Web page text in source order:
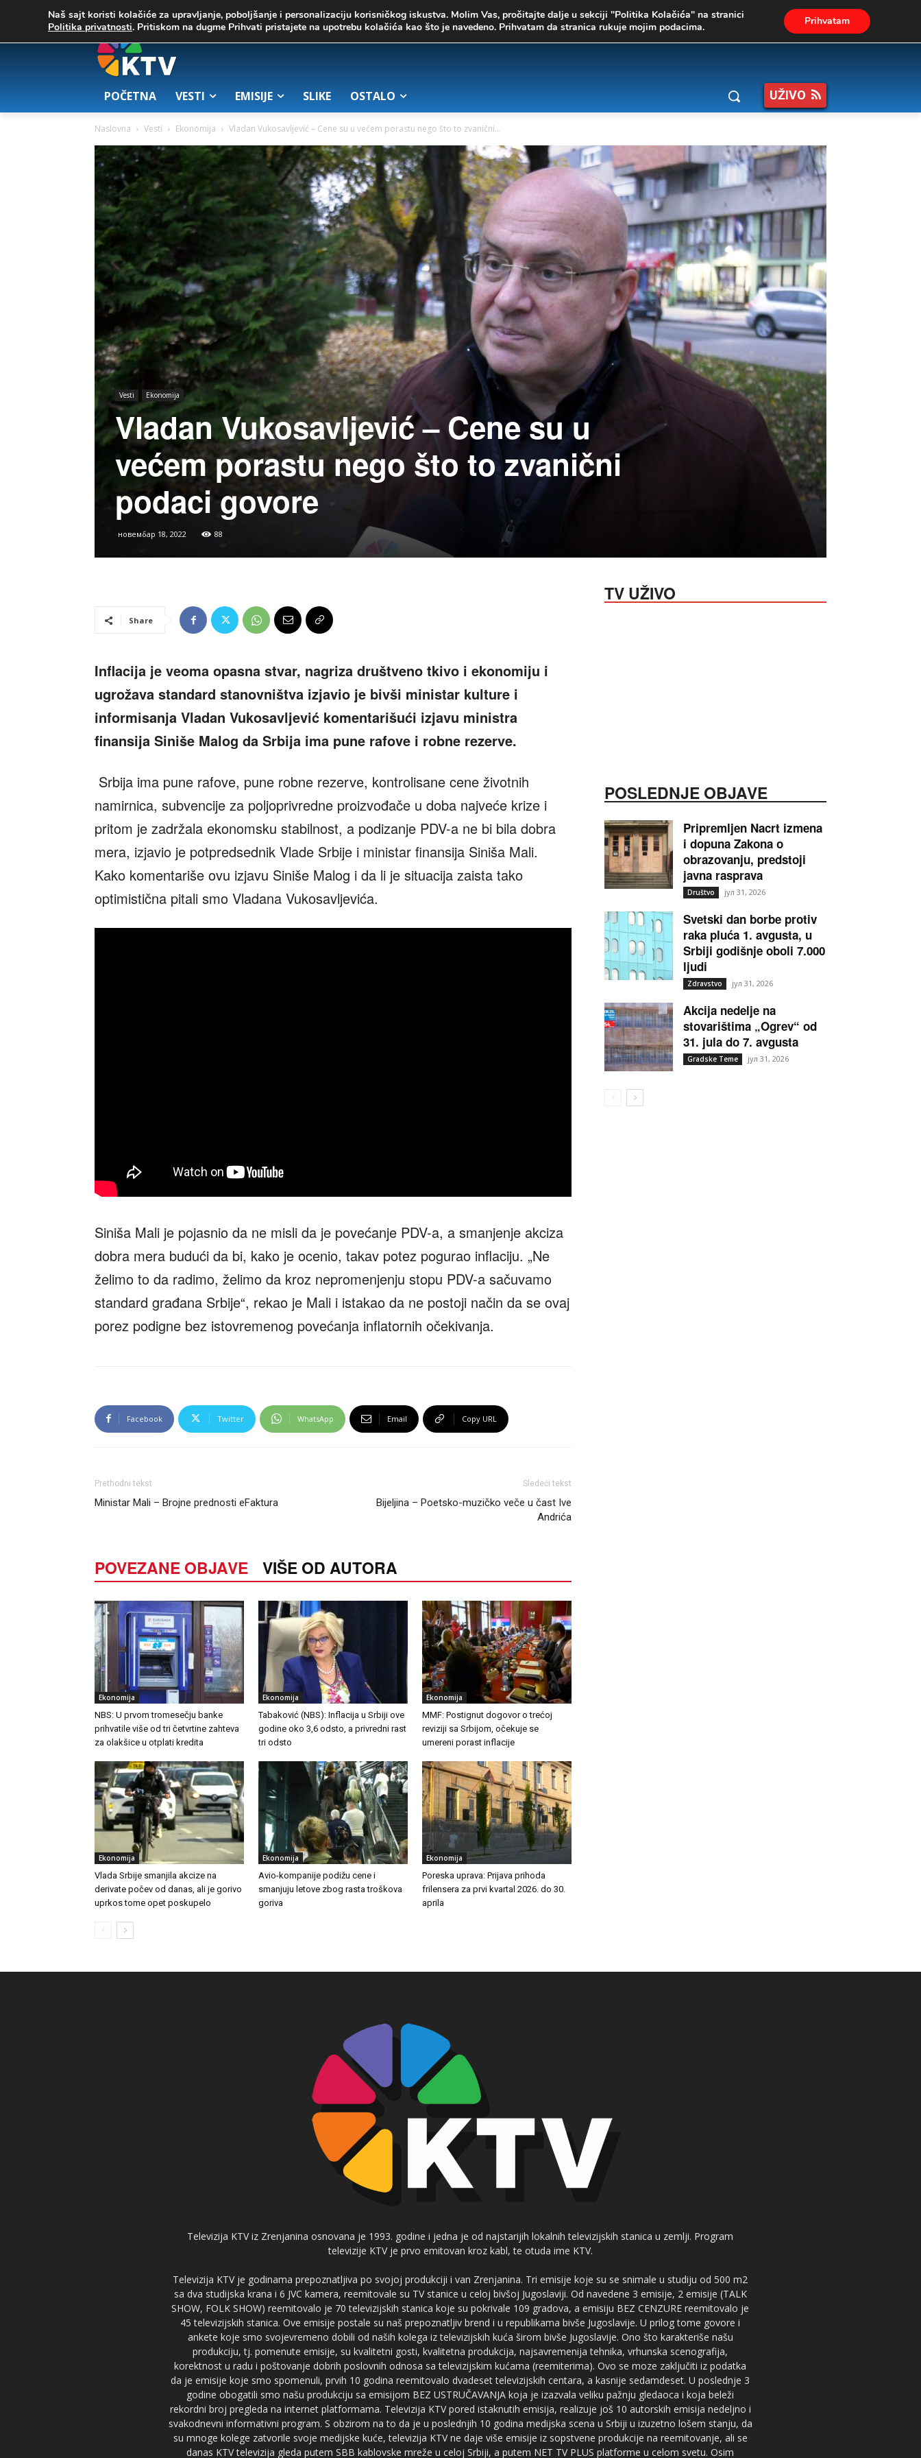
32.1 Zrenjanin 02. август 2026.
POČETNA VESTI EMISIJE SLIKE OSTALO UŽIVO
Naslovna Vesti Ekonomija Vladan Vukosavljević – Cene su u većem porastu nego što to zvanični...
Vesti Ekonomija
Vladan Vukosavljević – Cene su u
većem porastu nego što to zvanični
podaci govore
новембар 18, 2022 88
Share
Inflacija je veoma opasna stvar, nagriza društveno tkivo i ekonomiju i
ugrožava standard stanovništva izjavio je bivši ministar kulture i
informisanja Vladan Vukosavljević komentarišući izjavu ministra
finansija Siniše Malog da Srbija ima pune rafove i robne rezerve.
Srbija ima pune rafove, pune robne rezerve, kontrolisane cene životnih
namirnica, subvencije za poljoprivredne proizvođače u doba najveće krize i
pritom je zadržala ekonomsku stabilnost, a podizanje PDV-a ne bi bila dobra
mera, izjavio je potpredsednik Vlade Srbije i ministar finansija Siniša Mali.
Kako komentariše ovu izjavu Siniše Malog i da li je situacija zaista tako
optimistična pitali smo Vladana Vukosavljevića.
Siniša Mali je pojasnio da ne misli da je povećanje PDV-a, a smanjenje akciza
dobra mera budući da bi, kako je ocenio, takav potez pogurao inflaciju. „Ne
želimo to da radimo, želimo da kroz nepromenjenju stopu PDV-a sačuvamo
standard građana Srbije“, rekao je Mali i istakao da ne postoji način da se ovaj
porez podigne bez istovremenog povećanja inflatornih očekivanja.
Facebook Twitter WhatsApp Email Copy URL
Prethodni tekst
Ministar Mali – Brojne prednosti eFaktura
Sledeći tekst
Bijeljina – Poetsko-muzičko veče u čast Ive
Andrića
POVEZANE OBJAVE VIŠE OD AUTORA
Ekonomija
NBS: U prvom tromesečju banke
prihvatile više od tri četvrtine zahteva
za olakšice u otplati kredita
Ekonomija
Tabaković (NBS): Inflacija u Srbiji ove
godine oko 3,6 odsto, a privredni rast
tri odsto
Ekonomija
MMF: Postignut dogovor o trećoj
reviziji sa Srbijom, očekuje se
umereni porast inflacije
Ekonomija
Vlada Srbije smanjila akcize na
derivate počev od danas, ali je gorivo
uprkos tome opet poskupelo
Ekonomija
Avio-kompanije podižu cene i
smanjuju letove zbog rasta troškova
goriva
Ekonomija
Poreska uprava: Prijava prihoda
frilensera za prvi kvartal 2026. do 30.
aprila
TV UŽIVO
POSLEDNJE OBJAVE
Pripremljen Nacrt izmena
i dopuna Zakona o
obrazovanju, predstoji
javna rasprava
Društvo јул 31, 2026
Svetski dan borbe protiv
raka pluća 1. avgusta, u
Srbiji godišnje oboli 7.000
ljudi
Zdravstvo јул 31, 2026
Akcija nedelje na
stovarištima „Ogrev“ od
31. jula do 7. avgusta
Gradske Teme јул 31, 2026
Televizija KTV iz Zrenjanina osnovana je 1993. godine i jedna je od najstarijih lokalnih televizijskih stanica u zemlji. Program
televizije KTV je prvo emitovan kroz kabl, te otuda ime KTV.
Televizija KTV je godinama prepoznatljiva po svojoj produkciji i van Zrenjanina. Tri emisije koje su se snimale u studiju od 500 m2
sa dva studijska krana i 6 JVC kamera, reemitovale su TV stanice u celoj bivšoj Jugoslaviji. Od navedene 3 emisije, 2 emisije (TALK
SHOW, FOLK SHOW) reemitovalo je 70 televizijskih stanica koje su pokrivale 109 gradova, a emisiju BEZ CENZURE reemitovalo je
45 televizijskih stanica. Ove emisije postale su naš prepoznatljiv brend i u republikama bivše Jugoslavije. U prilog tome govore i
ankete koje smo svojevremeno dobili od naših kolega iz televizijskih kuća širom bivše Jugoslavije. Ono što karakteriše našu
produkciju, tj. pomenute emisije, su kvalitetni gosti, kvalitetna produkcija, najsavremenija tehnika, vrhunska scenografija,
korektnost u radu i poštovanje dobrih poslovnih odnosa sa televizijskim kućama (reemiterima). Ovo se moze zaključiti iz podatka
da je emisije koje smo spomenuli, prvih 10 godina reemitovalo dvadeset televizijskih centara, a kasnije sedamdeset. U poslednje 3
godine obogatili smo našu produkciju sa emisijom BEZ USTRUČAVANJA koja je izazvala veliku pažnju gledaoca i koja beleži
rekordni broj pregleda na internet platformama. Televizija KTV pored istaknutih emisija, realizuje još 10 autorskih emisija nedeljno i
svakodnevni informativni program. S obzirom na to da je u poslednjih 10 godina medijska scena u Srbiji u izuzetno lošem stanju, da
su mnoge kolege zatvorile svoje medijske kuće, televizija KTV ne daje više emisije iz sopstvene produkcije na reemitovanje, ali se
danas KTV televizija gleda putem SBB kablovske mreže u celoj Srbiji, a putem NET TV PLUS platforme u celom svetu. Osim
Naš sajt koristi kolačiće za upravljanje, poboljšanje i personalizaciju korisničkog iskustva. Molim Vas, pročitajte dalje u sekciji "Politika Kolačića" na stranici
Politika privatnosti. Pritiskom na dugme Prihvati pristajete na upotrebu kolačića kao što je navedeno. Prihvatam da stranica rukuje mojim podacima. Prihvatam